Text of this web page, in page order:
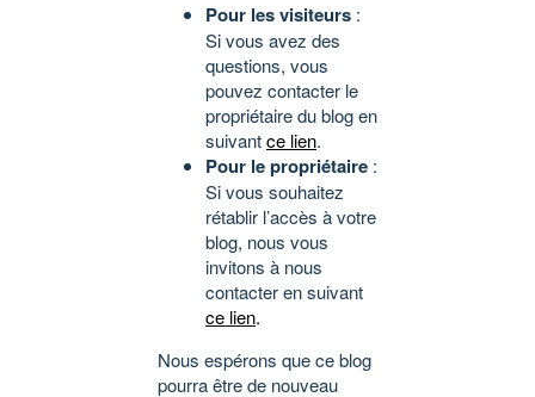
Pour les visiteurs :
Si vous avez des
questions, vous
pouvez contacter le
propriétaire du blog en
suivantce lien.
Pour le propriétaire :
Si vous souhaitez
rétablir l’accès à votre
blog, nous vous
invitons à nous
contacter en suivant
ce lien.
Nous espérons que ce blog
pourra être de nouveau